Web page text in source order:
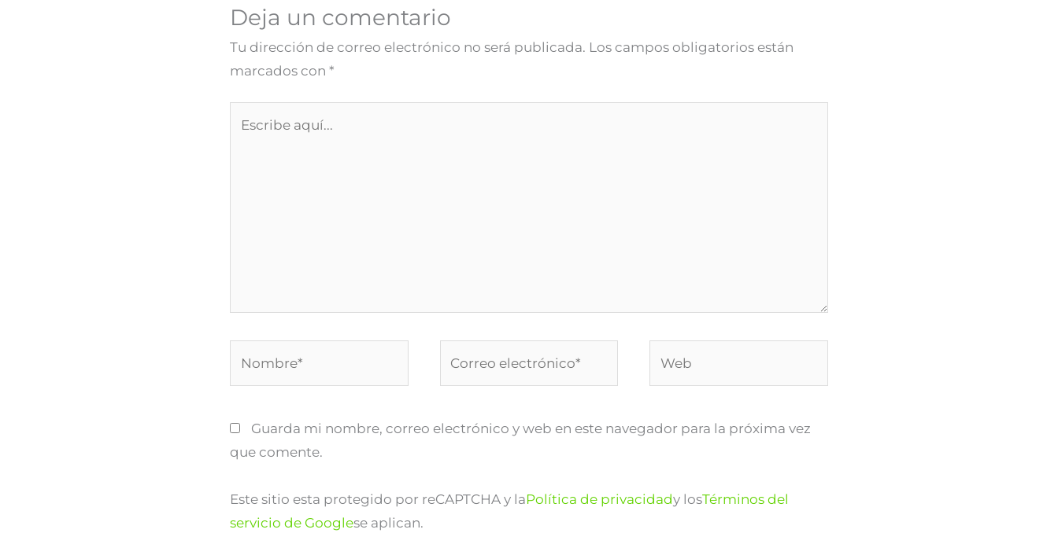
Deja un comentario
Tu dirección de correo electrónico no será publicada. Los campos obligatorios están
marcados con *
Guarda mi nombre, correo electrónico y web en este navegador para la próxima vez
que comente.
Este sitio esta protegido por reCAPTCHA y laPolítica de privacidady losTérminos del
servicio de Googlese aplican.